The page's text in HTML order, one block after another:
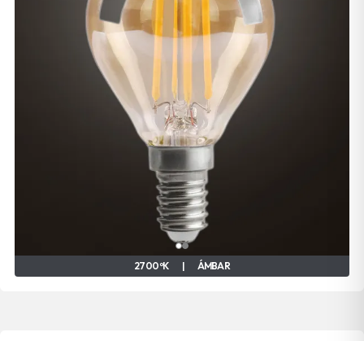
2700 ºK | ÁMBAR